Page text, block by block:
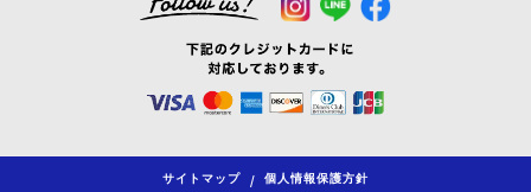
サイトマップ / 個人情報保護方針